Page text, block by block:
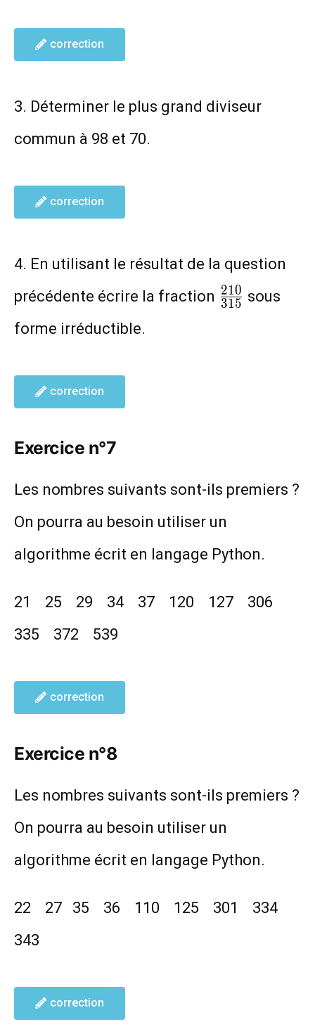
correction
3. Déterminer le plus grand diviseur
commun à 98 et 70.
correction
4. En utilisant le résultat de la question
précédente écrire la fraction \frac{210}
{315}
315
210 sous
forme irréductible.
correction
Exercice n°7
Les nombres suivants sont-ils premiers ?
On pourra au besoin utiliser un
algorithme écrit en langage Python.
21 25 29 34 37 120 127 306
335 372 539
correction
Exercice n°8
Les nombres suivants sont-ils premiers ?
On pourra au besoin utiliser un
algorithme écrit en langage Python.
22 27 35 36 110 125 301 334
343
correction